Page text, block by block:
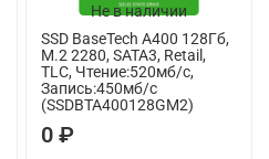
Не в наличии
SSD BaseTech A400 128Гб,
M.2 2280, SATA3, Retail,
TLC, Чтение:520мб/с,
Запись:450мб/с
(SSDBTA400128GM2)
0 ₽